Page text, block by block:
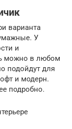
варианта
У
и
можно в любом
подойдут для
и модерн.
подробно.